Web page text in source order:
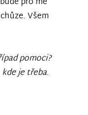
Všem
pomoci?
je třeba.